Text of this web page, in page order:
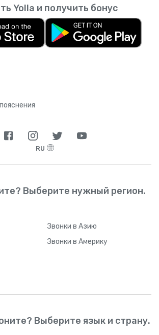
Yolla и получить бонус
RU
Выберите нужный регион.
Звонки в Азию
Звонки в Америку
Выберите язык и страну.